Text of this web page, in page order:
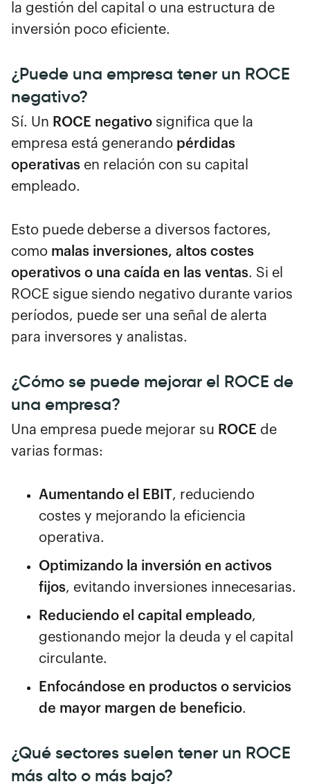
la gestión del capital o una estructura de
inversión poco eficiente.
¿Puede una empresa tener un ROCE
negativo?
Sí. Un ROCE negativo significa que la
empresa está generando pérdidas
operativas en relación con su capital
empleado.
Esto puede deberse a diversos factores,
como malas inversiones, altos costes
operativos o una caída en las ventas. Si el
ROCE sigue siendo negativo durante varios
períodos, puede ser una señal de alerta
para inversores y analistas.
¿Cómo se puede mejorar el ROCE de
una empresa?
Una empresa puede mejorar su ROCE de
varias formas:
Aumentando el EBIT, reduciendo
costes y mejorando la eficiencia
operativa.
Optimizando la inversión en activos
fijos, evitando inversiones innecesarias.
Reduciendo el capital empleado,
gestionando mejor la deuda y el capital
circulante.
Enfocándose en productos o servicios
de mayor margen de beneficio.
¿Qué sectores suelen tener un ROCE
más alto o más bajo?